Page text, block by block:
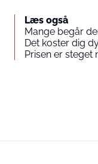
Læs også
Mange begår
Det koster dig
Prisen er steget